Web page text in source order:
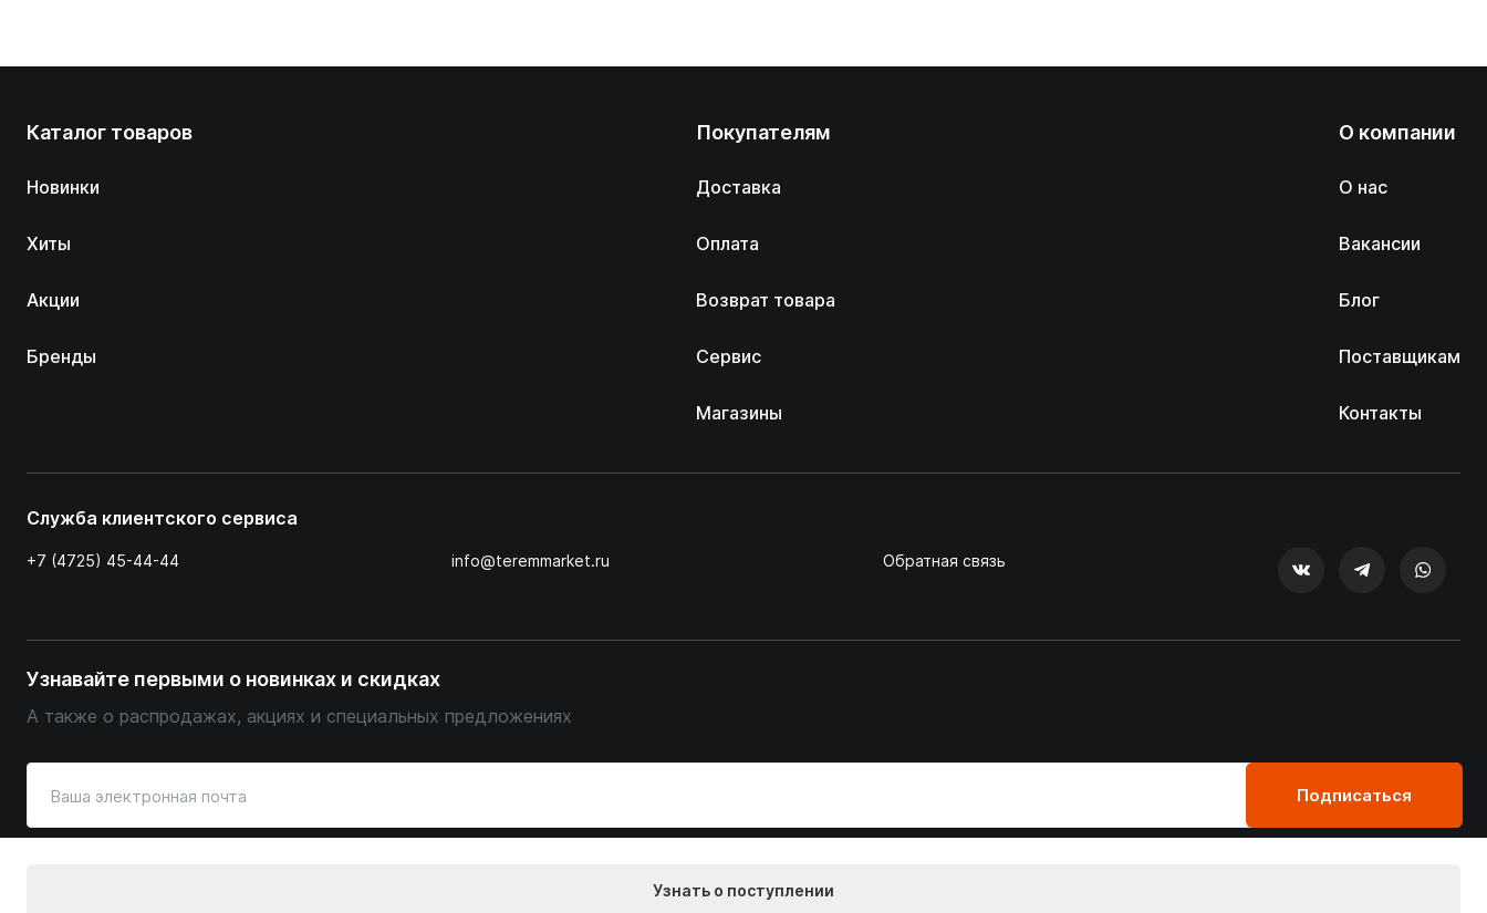
Узнать о поступлении
Каталог товаров
Новинки
Хиты
Акции
Бренды
Покупателям
Доставка
Оплата
Возврат товара
Сервис
Магазины
О компании
О нас
Вакансии
Блог
Поставщикам
Контакты
Служба клиентского сервиса
+7 (4725) 45-44-44 info@teremmarket.ru Обратная связь
Узнавайте первыми о новинках и скидках
А также о распродажах, акциях и специальных предложениях
Введите
ваш
Подписаться